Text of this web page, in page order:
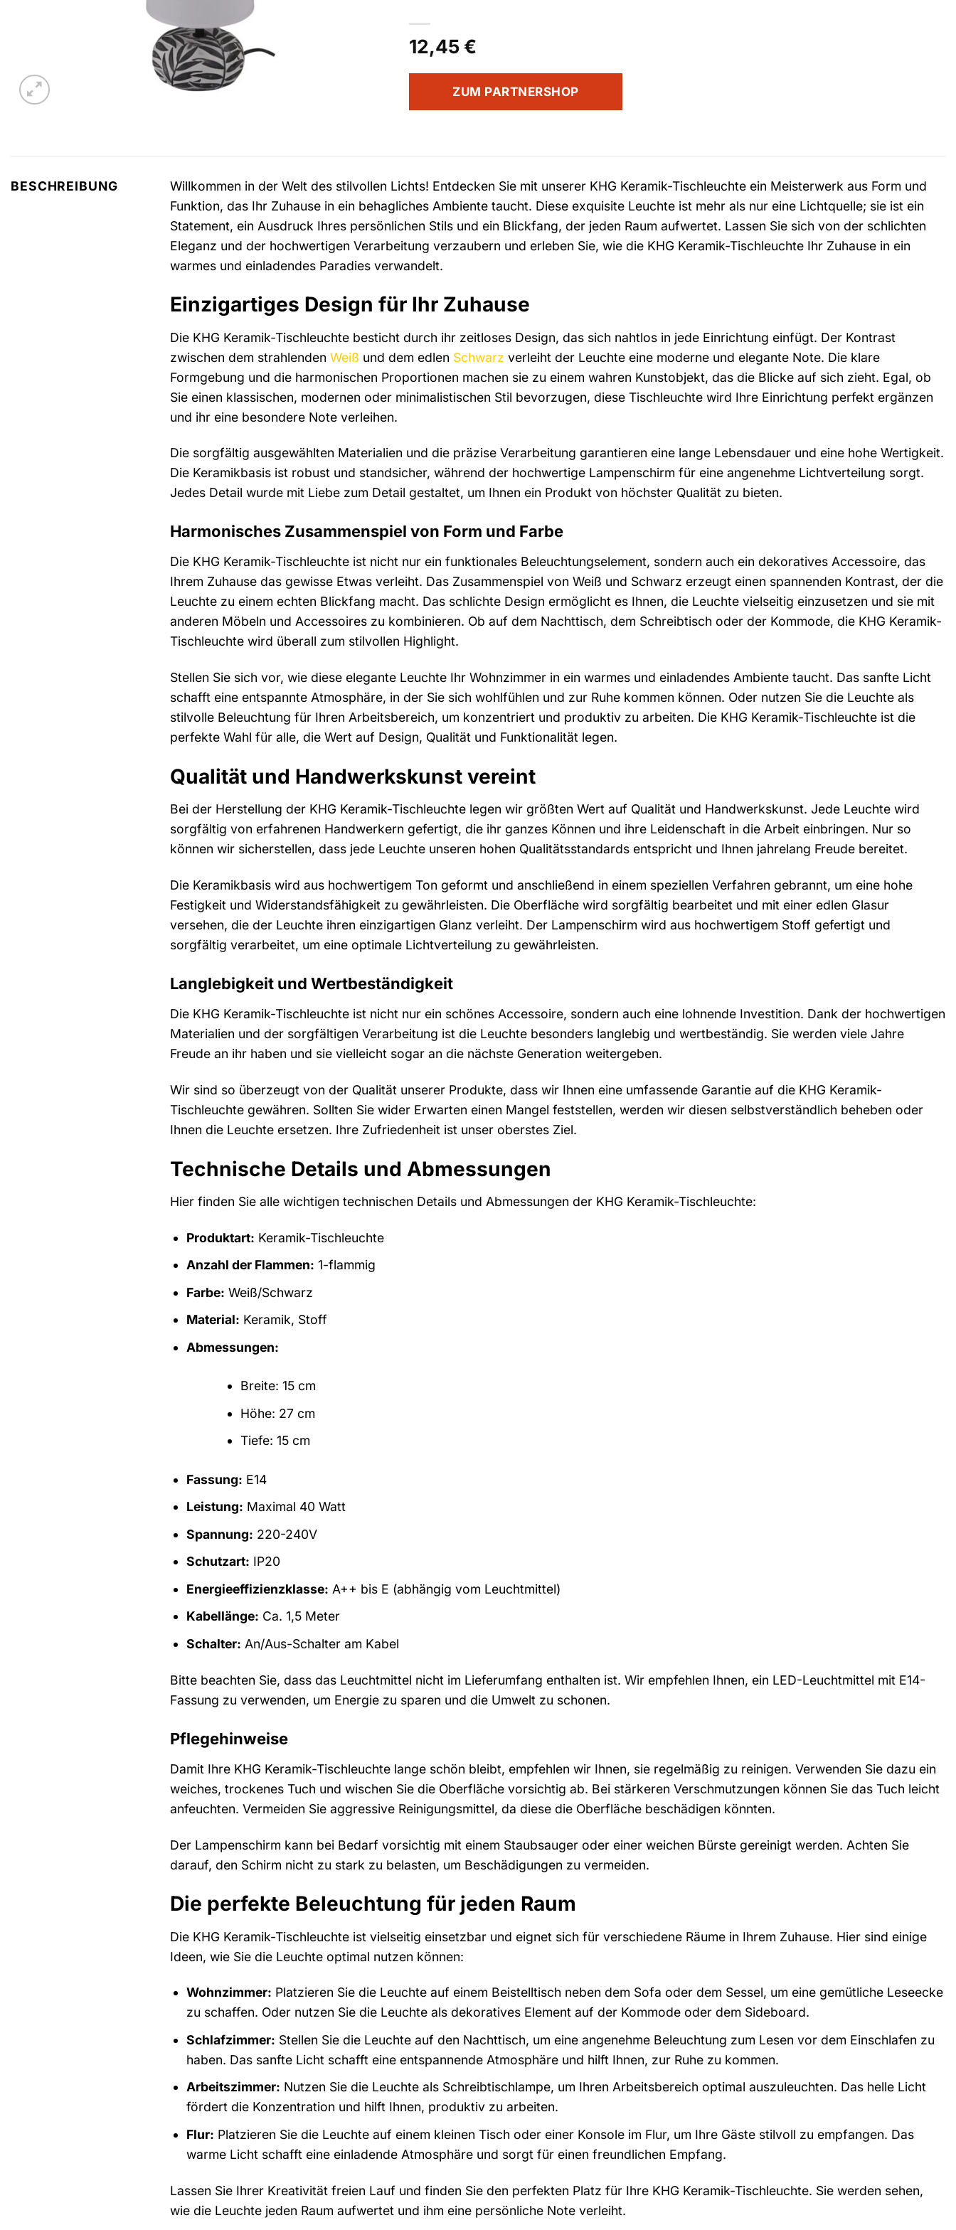
12,45 €
ZUM PARTNERSHOP
BESCHREIBUNG
Willkommen in der Welt des stilvollen Lichts! Entdecken Sie mit unserer KHG Keramik-Tischleuchte ein Meisterwerk aus Form und
Funktion, das Ihr Zuhause in ein behagliches Ambiente taucht. Diese exquisite Leuchte ist mehr als nur eine Lichtquelle; sie ist ein
Statement, ein Ausdruck Ihres persönlichen Stils und ein Blickfang, der jeden Raum aufwertet. Lassen Sie sich von der schlichten
Eleganz und der hochwertigen Verarbeitung verzaubern und erleben Sie, wie die KHG Keramik-Tischleuchte Ihr Zuhause in ein
warmes und einladendes Paradies verwandelt.
Einzigartiges Design für Ihr Zuhause
Die KHG Keramik-Tischleuchte besticht durch ihr zeitloses Design, das sich nahtlos in jede Einrichtung einfügt. Der Kontrast
zwischen dem strahlenden Weiß und dem edlen Schwarz verleiht der Leuchte eine moderne und elegante Note. Die klare
Formgebung und die harmonischen Proportionen machen sie zu einem wahren Kunstobjekt, das die Blicke auf sich zieht. Egal, ob
Sie einen klassischen, modernen oder minimalistischen Stil bevorzugen, diese Tischleuchte wird Ihre Einrichtung perfekt ergänzen
und ihr eine besondere Note verleihen.
Die sorgfältig ausgewählten Materialien und die präzise Verarbeitung garantieren eine lange Lebensdauer und eine hohe Wertigkeit.
Die Keramikbasis ist robust und standsicher, während der hochwertige Lampenschirm für eine angenehme Lichtverteilung sorgt.
Jedes Detail wurde mit Liebe zum Detail gestaltet, um Ihnen ein Produkt von höchster Qualität zu bieten.
Harmonisches Zusammenspiel von Form und Farbe
Die KHG Keramik-Tischleuchte ist nicht nur ein funktionales Beleuchtungselement, sondern auch ein dekoratives Accessoire, das
Ihrem Zuhause das gewisse Etwas verleiht. Das Zusammenspiel von Weiß und Schwarz erzeugt einen spannenden Kontrast, der die
Leuchte zu einem echten Blickfang macht. Das schlichte Design ermöglicht es Ihnen, die Leuchte vielseitig einzusetzen und sie mit
anderen Möbeln und Accessoires zu kombinieren. Ob auf dem Nachttisch, dem Schreibtisch oder der Kommode, die KHG Keramik-
Tischleuchte wird überall zum stilvollen Highlight.
Stellen Sie sich vor, wie diese elegante Leuchte Ihr Wohnzimmer in ein warmes und einladendes Ambiente taucht. Das sanfte Licht
schafft eine entspannte Atmosphäre, in der Sie sich wohlfühlen und zur Ruhe kommen können. Oder nutzen Sie die Leuchte als
stilvolle Beleuchtung für Ihren Arbeitsbereich, um konzentriert und produktiv zu arbeiten. Die KHG Keramik-Tischleuchte ist die
perfekte Wahl für alle, die Wert auf Design, Qualität und Funktionalität legen.
Qualität und Handwerkskunst vereint
Bei der Herstellung der KHG Keramik-Tischleuchte legen wir größten Wert auf Qualität und Handwerkskunst. Jede Leuchte wird
sorgfältig von erfahrenen Handwerkern gefertigt, die ihr ganzes Können und ihre Leidenschaft in die Arbeit einbringen. Nur so
können wir sicherstellen, dass jede Leuchte unseren hohen Qualitätsstandards entspricht und Ihnen jahrelang Freude bereitet.
Die Keramikbasis wird aus hochwertigem Ton geformt und anschließend in einem speziellen Verfahren gebrannt, um eine hohe
Festigkeit und Widerstandsfähigkeit zu gewährleisten. Die Oberfläche wird sorgfältig bearbeitet und mit einer edlen Glasur
versehen, die der Leuchte ihren einzigartigen Glanz verleiht. Der Lampenschirm wird aus hochwertigem Stoff gefertigt und
sorgfältig verarbeitet, um eine optimale Lichtverteilung zu gewährleisten.
Langlebigkeit und Wertbeständigkeit
Die KHG Keramik-Tischleuchte ist nicht nur ein schönes Accessoire, sondern auch eine lohnende Investition. Dank der hochwertigen
Materialien und der sorgfältigen Verarbeitung ist die Leuchte besonders langlebig und wertbeständig. Sie werden viele Jahre
Freude an ihr haben und sie vielleicht sogar an die nächste Generation weitergeben.
Wir sind so überzeugt von der Qualität unserer Produkte, dass wir Ihnen eine umfassende Garantie auf die KHG Keramik-
Tischleuchte gewähren. Sollten Sie wider Erwarten einen Mangel feststellen, werden wir diesen selbstverständlich beheben oder
Ihnen die Leuchte ersetzen. Ihre Zufriedenheit ist unser oberstes Ziel.
Technische Details und Abmessungen
Hier finden Sie alle wichtigen technischen Details und Abmessungen der KHG Keramik-Tischleuchte:
Produktart: Keramik-Tischleuchte
Anzahl der Flammen: 1-flammig
Farbe: Weiß/Schwarz
Material: Keramik, Stoff
Abmessungen:
Breite: 15 cm
Höhe: 27 cm
Tiefe: 15 cm
Fassung: E14
Leistung: Maximal 40 Watt
Spannung: 220-240V
Schutzart: IP20
Energieeffizienzklasse: A++ bis E (abhängig vom Leuchtmittel)
Kabellänge: Ca. 1,5 Meter
Schalter: An/Aus-Schalter am Kabel
Bitte beachten Sie, dass das Leuchtmittel nicht im Lieferumfang enthalten ist. Wir empfehlen Ihnen, ein LED-Leuchtmittel mit E14-
Fassung zu verwenden, um Energie zu sparen und die Umwelt zu schonen.
Pflegehinweise
Damit Ihre KHG Keramik-Tischleuchte lange schön bleibt, empfehlen wir Ihnen, sie regelmäßig zu reinigen. Verwenden Sie dazu ein
weiches, trockenes Tuch und wischen Sie die Oberfläche vorsichtig ab. Bei stärkeren Verschmutzungen können Sie das Tuch leicht
anfeuchten. Vermeiden Sie aggressive Reinigungsmittel, da diese die Oberfläche beschädigen könnten.
Der Lampenschirm kann bei Bedarf vorsichtig mit einem Staubsauger oder einer weichen Bürste gereinigt werden. Achten Sie
darauf, den Schirm nicht zu stark zu belasten, um Beschädigungen zu vermeiden.
Die perfekte Beleuchtung für jeden Raum
Die KHG Keramik-Tischleuchte ist vielseitig einsetzbar und eignet sich für verschiedene Räume in Ihrem Zuhause. Hier sind einige
Ideen, wie Sie die Leuchte optimal nutzen können:
Wohnzimmer: Platzieren Sie die Leuchte auf einem Beistelltisch neben dem Sofa oder dem Sessel, um eine gemütliche Leseecke
zu schaffen. Oder nutzen Sie die Leuchte als dekoratives Element auf der Kommode oder dem Sideboard.
Schlafzimmer: Stellen Sie die Leuchte auf den Nachttisch, um eine angenehme Beleuchtung zum Lesen vor dem Einschlafen zu
haben. Das sanfte Licht schafft eine entspannende Atmosphäre und hilft Ihnen, zur Ruhe zu kommen.
Arbeitszimmer: Nutzen Sie die Leuchte als Schreibtischlampe, um Ihren Arbeitsbereich optimal auszuleuchten. Das helle Licht
fördert die Konzentration und hilft Ihnen, produktiv zu arbeiten.
Flur: Platzieren Sie die Leuchte auf einem kleinen Tisch oder einer Konsole im Flur, um Ihre Gäste stilvoll zu empfangen. Das
warme Licht schafft eine einladende Atmosphäre und sorgt für einen freundlichen Empfang.
Lassen Sie Ihrer Kreativität freien Lauf und finden Sie den perfekten Platz für Ihre KHG Keramik-Tischleuchte. Sie werden sehen,
wie die Leuchte jeden Raum aufwertet und ihm eine persönliche Note verleiht.